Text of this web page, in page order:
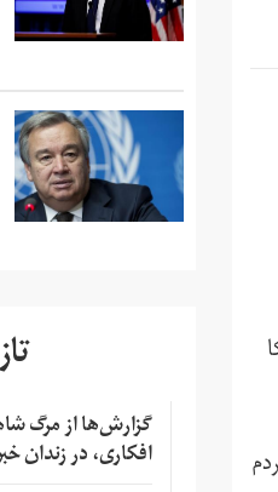
گزارش‌ها از مرگ
افکاری، در زندان